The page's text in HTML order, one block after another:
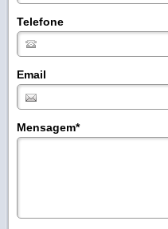
Telefone
Email
Mensagem*